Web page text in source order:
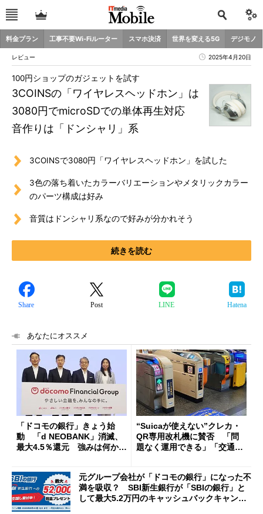
料金プラン 工事不要Wi-Fiルーター スマホ決済 世界を変える5G デジモノ
レビュー 2025年4月20日
3COINSの「ワイヤレスヘッドホン」は
3080円でmicroSDでの単体再生対応
音作りは「ドンシャリ」系
100円ショップのガジェットを試す
3COINSで3080円「ワイヤレスヘッドホン」を試した
3色の落ち着いたカラーバリエーションやメタリックカラー
のパーツ構成は好み
音質はドンシャリ系なので好みが分かれそう
続きを読む
Share Post LINE Hatena
あなたにオススメ
「ドコモの銀行」きょう始
動 「d NEOBANK」消滅、
最大4.5％還元 強みは何か解
“Suicaが使えない”クレカ・
QR専用改札機に賛否 「問
題なく運用できる」「交通系I
元グループ会社が「ドコモの銀行」になった不
満を吸収？ SBI新生銀行が「SBIの銀行」と
して最大5.2万円のキャッシュバックキャンペ